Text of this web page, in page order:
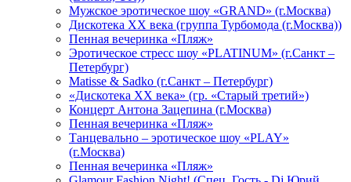
Мужское эротическое шоу «GRAND» (г.Москва)
Дискотека XX века (группа Турбомода (г.Москва))
Пенная вечеринка «Пляж»
Эротическое стресс шоу «PLATINUM» (г.Санкт –
Петербург)
Matisse & Sadko (г.Санкт – Петербург)
«Дискотека ХХ века» (гр. «Старый третий»)
Концерт Антона Зацепина (г.Москва)
Пенная вечеринка «Пляж»
Танцевально – эротическое шоу «PLAY»
(г.Москва)
Пенная вечеринка «Пляж»